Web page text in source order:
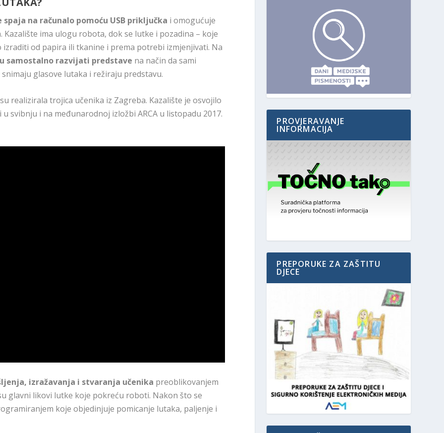
na računalo pomoću USB priključka i omogućuje
ima ulogu robota, dok se lutke i pozadina – koje
od papira ili tkanine i prema potrebi izmjenjivati. Na
samostalno razvijati predstave na način da sami
glasove lutaka i režiraju predstavu.
realizirala trojica učenika iz Zagreba. Kazalište je osvojilo
svibnju i na međunarodnoj izložbi ARCA u listopadu 2017.
izražavanja i stvaranja učenika preoblikovanjem
glavni likovi lutke koje pokreću roboti. Nakon što se
koje objedinjuje pomicanje lutaka, paljenje i
PROVJERAVANJE
INFORMACIJA
PREPORUKE ZA ZAŠTITU
DJECE